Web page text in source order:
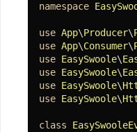
namespace
use App\Producer\
use App\Consumer\
use EasySwoole\
use EasySwoole\
use EasySwoole\
use EasySwoole\
class